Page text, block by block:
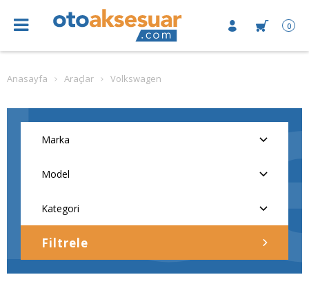
0
Anasayfa Araçlar Volkswagen
Filtrele